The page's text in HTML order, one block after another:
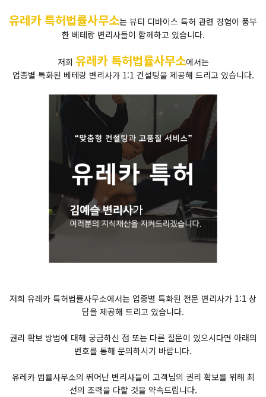
유레카 특허법률사무소는 뷰티 디바이스 특허 관련 경험이 풍부
한 베테랑 변리사들이 함께하고 있습니다.
저희 유레카 특허법률사무소에서는
업종별 특화된 베테랑 변리사가 1:1 컨설팅을 제공해 드리고 있습니다.
저희 유레카 특허법률사무소에서는 업종별 특화된 전문 변리사가 1:1 상
담을 제공해 드리고 있습니다.
권리 확보 방법에 대해 궁금하신 점 또는 다른 질문이 있으시다면 아래의
번호를 통해 문의하시기 바랍니다.
유레카 법률사무소의 뛰어난 변리사들이 고객님의 권리 확보를 위해 최
선의 조력을 다할 것을 약속드립니다.